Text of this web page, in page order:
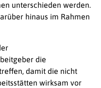
unterschieden werden.
hinaus im Rahmen
die
damit die nicht
wirksam vor